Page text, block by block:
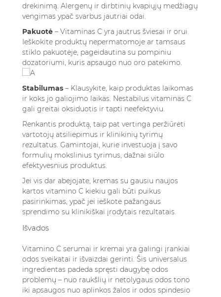
drėkinimą. Alergenų ir dirbtinių kvapiųjų medžiagų
vengimas ypač svarbus jautriai odai.
Pakuotė – Vitaminas C yra jautrus šviesai ir orui.
Ieškokite produktų nepermatomoje ar tamsaus
stiklo pakuotėje, pageidautina su pompiniu
dozatoriumi, kuris apsaugo nuo oro patekimo.
Stabilumas – Klausykite, kaip produktas laikomas
ir koks jo galiojimo laikas. Nestabilus vitaminas C
gali greitai oksiduotis ir tapti neefektyviu.
Renkantis produktą, taip pat vertinga peržiūrėti
vartotojų atsiliepimus ir klinikinių tyrimų
rezultatus. Gamintojai, kurie investuoja į savo
formulių mokslinius tyrimus, dažnai siūlo
efektyvesnius produktus.
Jei vis dar abejojate, kremas su gausiu naujos
kartos vitamino C kiekiu gali būti puikus
pasirinkimas, ypač jei ieškote pažangaus
sprendimo su klinikiškai įrodytais rezultatais.
Išvados
Vitamino C serumai ir kremai yra galingi įrankiai
odos sveikatai ir išvaizdai gerinti. Šis universalus
ingredientas padeda spręsti daugybę odos
problemų – nuo raukšlių ir netolygaus odos tono
iki apsaugos nuo aplinkos žalos ir odos spindesio